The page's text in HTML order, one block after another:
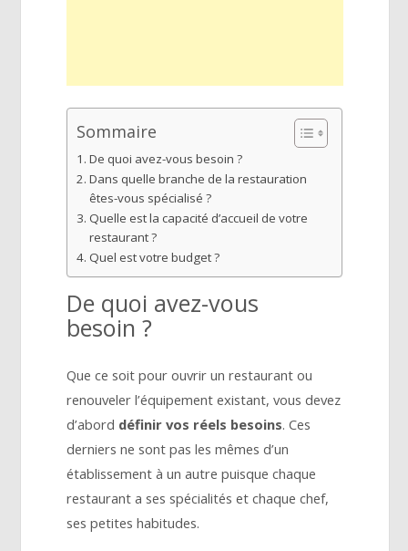
Sommaire
De quoi avez-vous besoin ?
Dans quelle branche de la restauration
êtes-vous spécialisé ?
Quelle est la capacité d’accueil de votre
restaurant ?
Quel est votre budget ?
De quoi avez-vous
besoin ?
Que ce soit pour ouvrir un restaurant ou
renouveler l’équipement existant, vous devez
d’abord définir vos réels besoins. Ces
derniers ne sont pas les mêmes d’un
établissement à un autre puisque chaque
restaurant a ses spécialités et chaque chef,
ses petites habitudes.